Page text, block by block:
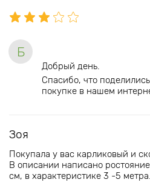
Б
Добрый день.
Спасибо, что
покупке в нашем
Зоя
Покупала у вас карликовый и
В описании написано
см, в характеристике 3 -5